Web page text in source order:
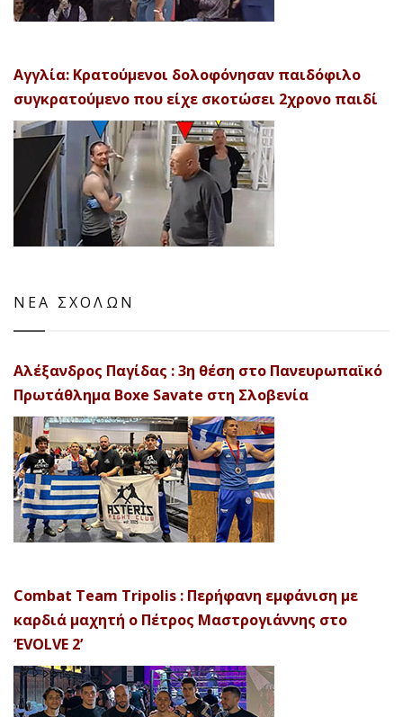
Αγγλία: Κρατούμενοι δολοφόνησαν παιδόφιλο
συγκρατούμενο που είχε σκοτώσει 2χρονο παιδί
ΝΕΑ ΣΧΟΛΩΝ
Αλέξανδρος Παγίδας : 3η θέση στο Πανευρωπαϊκό
Πρωτάθλημα Boxe Savate στη Σλοβενία
Combat Team Tripolis : Περήφανη εμφάνιση με
καρδιά μαχητή ο Πέτρος Μαστρογιάννης στο
‘EVOLVE 2’